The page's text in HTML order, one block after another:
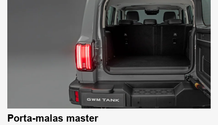
Porta-malas master